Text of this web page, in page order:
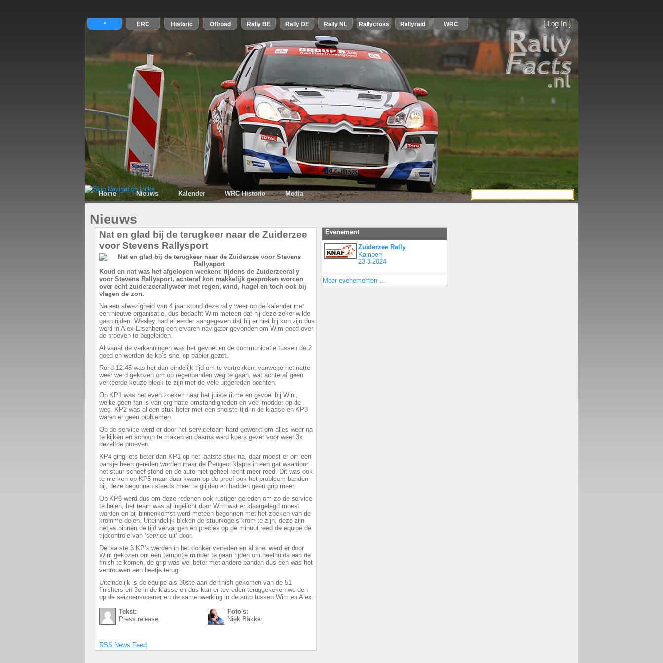
[ Log In ]
Home Nieuws Kalender WRC Historie Media
Nieuws
Nat en glad bij de terugkeer naar de Zuiderzee
voor Stevens Rallysport
Koud en nat was het afgelopen weekend tijdens de Zuiderzeerally
voor Stevens Rallysport, achteraf kon makkelijk gesproken worden
over echt zuiderzeerallyweer met regen, wind, hagel en toch ook bij
vlagen de zon.
Na een afwezigheid van 4 jaar stond deze rally weer op de kalender met
een nieuwe organisatie, dus bedacht Wim meteen dat hij deze zeker wilde
gaan rijden. Wesley had al eerder aangegeven dat hij er niet bij kon zijn dus
werd in Alex Eisenberg een ervaren navigator gevonden om Wim goed over
de proeven te begeleiden.
Al vanaf de verkenningen was het gevoel en de communicatie tussen de 2
goed en werden de kp’s snel op papier gezet.
Rond 12:45 was het dan eindelijk tijd om te vertrekken, vanwege het natte
weer werd gekozen om op regenbanden weg te gaan, wat achteraf geen
verkeerde keuze bleek te zijn met de vele uitgereden bochten.
Op KP1 was het even zoeken naar het juiste ritme en gevoel bij Wim,
welke geen fan is van erg natte omstandigheden en veel modder op de
weg. KP2 was al een stuk beter met een snelste tijd in de klasse en KP3
waren er geen problemen.
Op de service werd er door het serviceteam hard gewerkt om alles weer na
te kijken en schoon te maken en daarna werd koers gezet voor weer 3x
dezelfde proeven.
KP4 ging iets beter dan KP1 op het laatste stuk na, daar moest er om een
bankje heen gereden worden maar de Peugeot klapte in een gat waardoor
het stuur scheef stond en de auto niet geheel recht meer reed. Dit was ook
te merken op KP5 maar daar kwam op de proef ook het probleem banden
bij, deze begonnen steeds meer te glijden en hadden geen grip meer.
Op KP6 werd dus om deze redenen ook rustiger gereden om zo de service
te halen, het team was al ingelicht door Wim wat er klaargelegd moest
worden en bij binnenkomst werd meteen begonnen met het zoeken van de
kromme delen. Uiteindelijk bleken de stuurkogels krom te zijn, deze zijn
netjes binnen de tijd vervangen en precies op de minuut reed de equipe de
tijdcontrole van ‘service uit’ door.
De laatste 3 KP’s werden in het donker verreden en al snel werd er door
Wim gekozen om een tempotje minder te gaan rijden om heelhuids aan de
finish te komen, de grip was wel beter met andere banden dus een was het
vertrouwen een beetje terug.
Uiteindelijk is de equipe als 30ste aan de finish gekomen van de 51
finishers en 3e in de klasse en dus kan er tevreden teruggekeken worden
op de seizoensopener en de samenwerking in de auto tussen Wim en Alex.
Tekst:
Press release
Foto's:
Niek Bakker
RSS News Feed
Evenement
Zuiderzee Rally
Kampen
23-3-2024
Meer evenementen ...